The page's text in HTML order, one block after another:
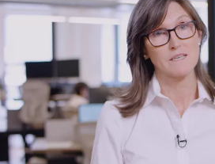
專
資
市